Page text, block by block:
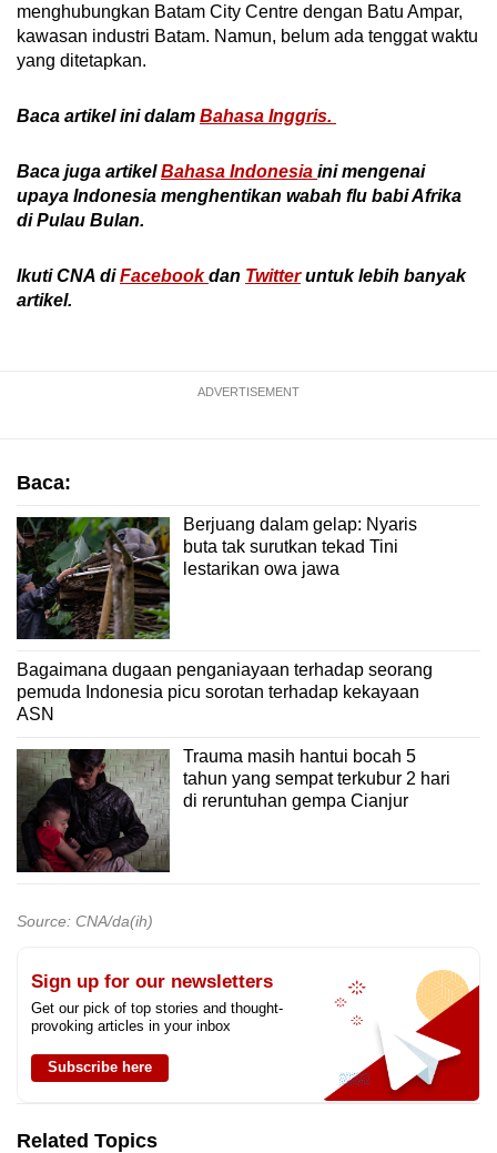
menghubungkan Batam City Centre dengan Batu Ampar,
kawasan industri Batam. Namun, belum ada tenggat waktu
yang ditetapkan.
Baca artikel ini dalam Bahasa Inggris.
Baca juga artikelBahasa Indonesia ini mengenai
upaya Indonesia menghentikan wabah flu babi Afrika
di Pulau Bulan.
Ikuti CNA diFacebookdan Twitteruntuk lebih banyak
artikel.
ADVERTISEMENT
Baca:
Berjuang dalam gelap: Nyaris
buta tak surutkan tekad Tini
lestarikan owa jawa
Bagaimana dugaan penganiayaan terhadap seorang
pemuda Indonesia picu sorotan terhadap kekayaan
ASN
Trauma masih hantui bocah 5
tahun yang sempat terkubur 2 hari
di reruntuhan gempa Cianjur
Source: CNA/da(ih)
Sign up for our newsletters
Get our pick of top stories and thought-
provoking articles in your inbox
Subscribe here
Related Topics